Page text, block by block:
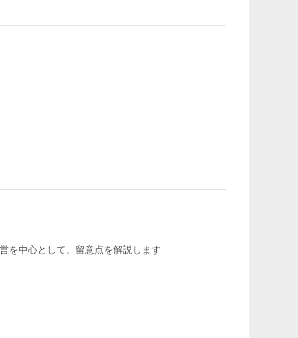
を中心として、留意点を解説します